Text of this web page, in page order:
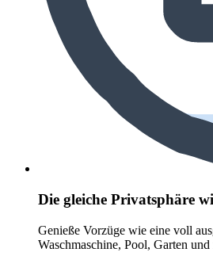
Die gleiche Privatsphäre
Genieße Vorzüge wie eine voll
Waschmaschine, Pool, Garten und